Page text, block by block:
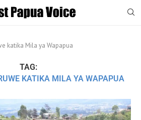
katika Mila ya Wapapua
TAG:
KATIKA MILA YA WAPAPUA